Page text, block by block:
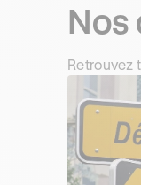
Nos
Retrouvez